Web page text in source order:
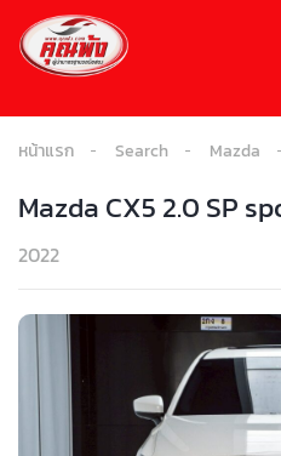
หน้าแรก Search Mazda
Mazda CX5 2.0 SP
2022